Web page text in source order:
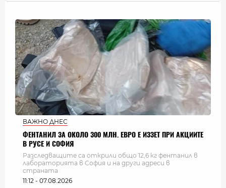
ВАЖНО ДНЕС
ФЕНТАНИЛ ЗА ОКОЛО 300 МЛН. ЕВРО Е ИЗЗЕТ ПРИ АКЦИИТЕ
В РУСЕ И СОФИЯ
Разследващите са открили общо 12,6 кг фентанил в
лабораторията в София и на други адреси в
страната
11:12 - 07.08.2026